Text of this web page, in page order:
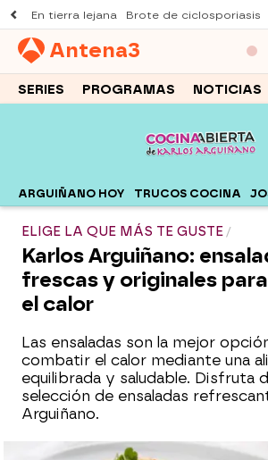
En tierra lejana Brote de ciclosporiasis
Antena3
SERIES PROGRAMAS NOTICIAS
ARGUIÑANO HOY TRUCOS COCINA
ELIGE LA QUE MÁS TE GUSTE
Karlos Arguiñano:
frescas y originales
el calor
Las ensaladas son la mejor
combatir el calor mediante una
equilibrada y saludable. Disfruta
selección de ensaladas
Arguiñano.